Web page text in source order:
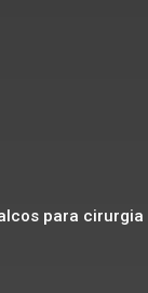
para cirurgia